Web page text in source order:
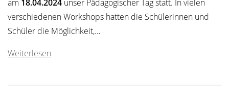
am 18.04.2024 unser Pädagogischer Tag statt. In vielen
verschiedenen Workshops hatten die Schülerinnen und
Schüler die Möglichkeit,…
Weiterlesen